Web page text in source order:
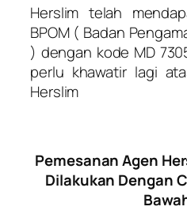
Herslim telah
BPOM ( Badan
) dengan kode MD
perlu khawatir lagi
Herslim
Pemesanan Agen
Dilakukan Dengan